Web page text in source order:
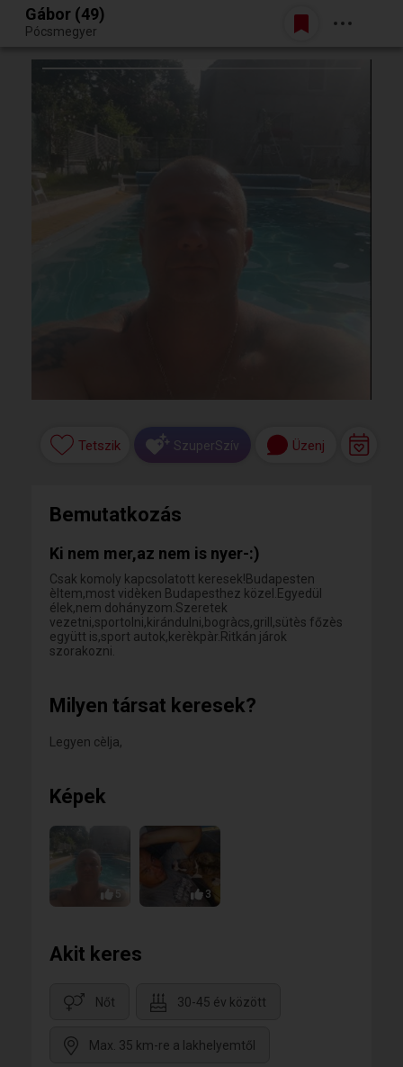
Egy jó randiból bármi lehet.
Belépés
Gábor (49)
Pócsmegyer
Tetszik SzuperSzív Üzenj
Bemutatkozás
Ki nem mer,az nem is nyer-:)
Csak komoly kapcsolatott keresek!Budapesten
èltem,most vidèken Budapesthez közel.Egyedül
élek,nem dohányzom.Szeretek
vezetni,sportolni,kirándulni,bogràcs,grill,sütès főzès
együtt is,sport autok,kerèkpàr.Ritkán járok
szorakozni.
Milyen társat keresek?
Legyen cèlja,
Képek
3
Akit keres
Nőt 30-45 év között
Max. 35 km-re a lakhelyemtől